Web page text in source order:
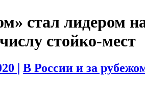
стал лидером
стойко-мест
| В России и за